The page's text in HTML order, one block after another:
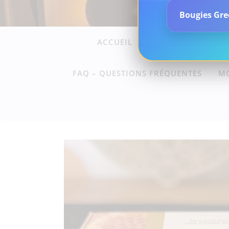
ACCUEIL
FAQ – QUESTIONS FRÉQUENTES
Bougies